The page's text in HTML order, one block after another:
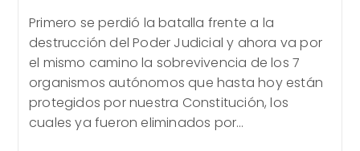
entrada:
Primero se perdió la batalla frente a la
destrucción del Poder Judicial y ahora va por
el mismo camino la sobrevivencia de los 7
organismos autónomos que hasta hoy están
protegidos por nuestra Constitución, los
cuales ya fueron eliminados por…